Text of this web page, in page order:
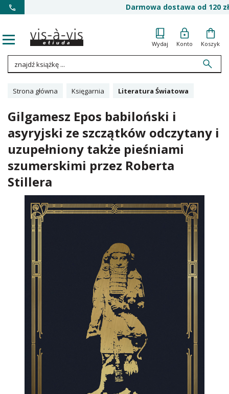
Darmowa dostawa od 120 zł
Wydaj Konto Koszyk
Strona główna Księgarnia Literatura Światowa
Gilgamesz Epos babiloński i
asyryjski ze szczątków odczytany i
uzupełniony także pieśniami
szumerskimi przez Roberta
Stillera